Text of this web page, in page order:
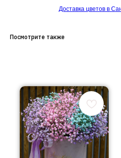
Доставка цветов в
Посмотрите также